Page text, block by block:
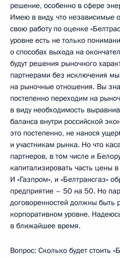
решение, особенно в сфере
Имею в виду, что независимые
свою работу по оценке
уровне есть не только
о способах выхода на
будут решения рыночного
партнерами без исключения
на рыночные отношения. Вы
постепенно переходим на
в виду необходимость
баланса внутри российской
это постепенно, не нанося
и участникам рынка. Но что
партнеров, в том числе и
капитализировать часть цены
И «Газпром», и «Белтрансгаз»
предприятие – 50 на 50. Но
договоренностей должны быть
корпоративном уровне.
в ближайшее время.
Вопрос: Сколько будет стоить